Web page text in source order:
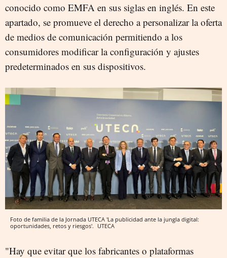
conocido como EMFA en sus siglas en inglés. En este
apartado, se promueve el derecho a personalizar la oferta
de medios de comunicación permitiendo a los
consumidores modificar la configuración y ajustes
predeterminados en sus dispositivos.
Foto de familia de la Jornada UTECA 'La publicidad ante la jungla digital:
oportunidades, retos y riesgos'. UTECA
"Hay que evitar que los fabricantes o plataformas